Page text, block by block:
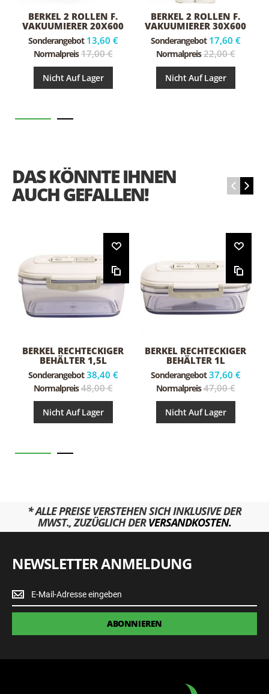
BERKEL 2 ROLLEN F.
VAKUUMIERER 20X600
Sonderangebot 13,60 €
Normalpreis 17,00 €
Nicht Auf Lager
BERKEL 2 ROLLEN F.
VAKUUMIERER 30X600
Sonderangebot 17,60 €
Normalpreis 22,00 €
Nicht Auf Lager
DAS KÖNNTE IHNEN
AUCH GEFALLEN! ‹ ›
BERKEL RECHTECKIGER
BEHÄLTER 1,5L
Sonderangebot 38,40 €
Normalpreis 48,00 €
Nicht Auf Lager
BERKEL RECHTECKIGER
BEHÄLTER 1L
Sonderangebot 37,60 €
Normalpreis 47,00 €
Nicht Auf Lager
* ALLE PREISE VERSTEHEN SICH INKLUSIVE DER
MWST., ZUZÜGLICH DERVERSANDKOSTEN.
NEWSLETTER ANMELDUNG
Newsletter
Anmeldung
ABONNIEREN